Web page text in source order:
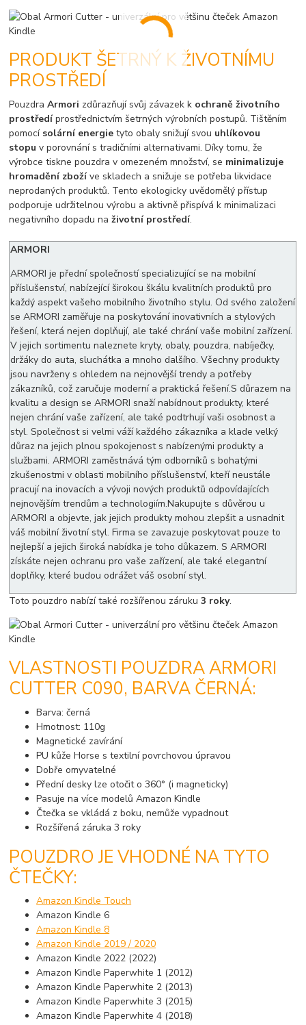
PRODUKT ŠETRNÝ K ŽIVOTNÍMU
PROSTŘEDÍ
PouzdraArmori zdůrazňují svůj závazek k ochraně životního
prostředíprostřednictvím šetrných výrobních postupů. Tištěním
pomocí solární energie tyto obaly snižují svou uhlíkovou
stopu v porovnání s tradičními alternativami. Díky tomu, že
výrobce tiskne pouzdra v omezeném množství, se minimalizuje
hromadění zbožíve skladech a snižuje se potřeba likvidace
neprodaných produktů. Tento ekologicky uvědomělý přístup
podporuje udržitelnou výrobu a aktivně přispívá k minimalizaci
negativního dopadu naživotní prostředí.
ARMORI
ARMORI je přední společností specializující se na mobilní
příslušenství, nabízející širokou škálu kvalitních produktů pro
každý aspekt vašeho mobilního životního stylu. Od svého založení
se ARMORI zaměřuje na poskytování inovativních a stylových
řešení, která nejen doplňují, ale také chrání vaše mobilní zařízení.
V jejich sortimentu naleznete kryty, obaly, pouzdra, nabíječky,
držáky do auta, sluchátka a mnoho dalšího. Všechny produkty
jsou navrženy s ohledem na nejnovější trendy a potřeby
zákazníků, což zaručuje moderní a praktická řešení.S důrazem na
kvalitu a design se ARMORI snaží nabídnout produkty, které
nejen chrání vaše zařízení, ale také podtrhují vaši osobnost a
styl. Společnost si velmi váží každého zákazníka a klade velký
důraz na jejich plnou spokojenost s nabízenými produkty a
službami. ARMORI zaměstnává tým odborníků s bohatými
zkušenostmi v oblasti mobilního příslušenství, kteří neustále
pracují na inovacích a vývoji nových produktů odpovídajících
nejnovějším trendům a technologiím.Nakupujte s důvěrou u
ARMORI a objevte, jak jejich produkty mohou zlepšit a usnadnit
váš mobilní životní styl. Firma se zavazuje poskytovat pouze to
nejlepší a jejich široká nabídka je toho důkazem. S ARMORI
získáte nejen ochranu pro vaše zařízení, ale také elegantní
doplňky, které budou odrážet váš osobní styl.
Toto pouzdro nabízí také rozšířenou záruku3 roky.
VLASTNOSTI POUZDRA ARMORI
CUTTER C090, BARVA ČERNÁ:
Barva: černá
Hmotnost: 110g
Magnetické zavírání
PU kůže Horse s textilní povrchovou úpravou
Dobře omyvatelné
Přední desky lze otočit o 360° (i magneticky)
Pasuje na více modelů Amazon Kindle
Čtečka se vkládá z boku, nemůže vypadnout
Rozšířená záruka 3 roky
POUZDRO JE VHODNÉ NA TYTO
ČTEČKY:
Amazon Kindle Touch
Amazon Kindle 6
Amazon Kindle 8
Amazon Kindle 2019 / 2020
Amazon Kindle 2022 (2022)
Amazon Kindle Paperwhite 1 (2012)
Amazon Kindle Paperwhite 2 (2013)
Amazon Kindle Paperwhite 3 (2015)
Amazon Kindle Paperwhite 4 (2018)